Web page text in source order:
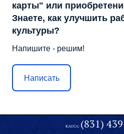
карты" или
Знаете, как улучшить
культуры?
Напишите - решим!
Написать
КАССА: (831)